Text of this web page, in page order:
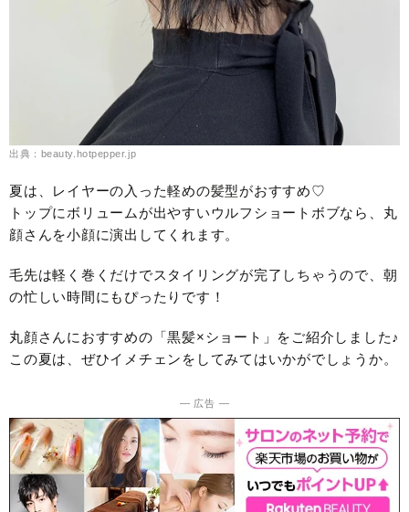
出典：beauty.hotpepper.jp
夏は、レイヤーの入った軽めの髪型がおすすめ♡
トップにボリュームが出やすいウルフショートボブなら、丸
顔さんを小顔に演出してくれます。
毛先は軽く巻くだけでスタイリングが完了しちゃうので、朝
の忙しい時間にもぴったりです！
丸顔さんにおすすめの「黒髪×ショート」をご紹介しました♪
この夏は、ぜひイメチェンをしてみてはいかがでしょうか。
― 広告 ―